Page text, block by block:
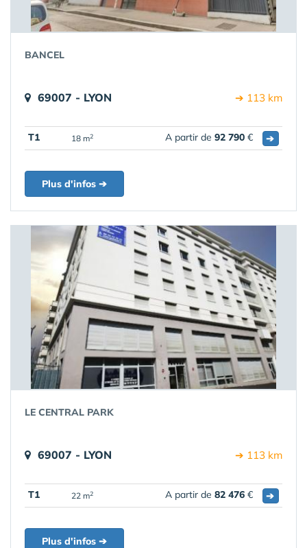
BANCEL
69007 - LYON ➔ 113 km
T1 18 m2 A partir de 92 790 € ➔
Plus d'infos ➔
LE CENTRAL PARK
69007 - LYON ➔ 113 km
T1 22 m2 A partir de 82 476 € ➔
Plus d'infos ➔